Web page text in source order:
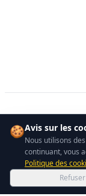
🍪Avis sur les
Nous utilisons
continuant, vous
Politique des
Refuser